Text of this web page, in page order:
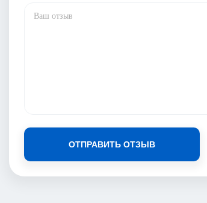
ОТПРАВИТЬ ОТЗЫВ